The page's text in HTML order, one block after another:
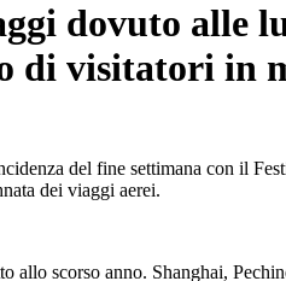
dovuto alle
di visitatori in
del fine settimana con il
dei viaggi aerei.
allo scorso anno. Shanghai,